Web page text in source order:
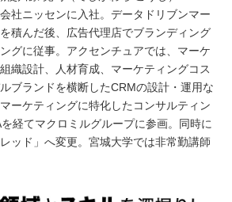
社ニッセンに入社。データドリブンマー
積んだ後、広告代理店でブランディング
グに従事。アクセンチュアでは、マーケ
織設計、人材育成、マーケティングコス
ブランドを横断したCRMの設計・運用な
ーケティングに特化したコンサルティン
経てマクロミルグループに参画。同時に
ッド」へ変更。宮城大学では非常勤講師